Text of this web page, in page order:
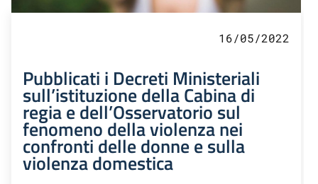
16/05/2022
Pubblicati i Decreti Ministeriali
sull’istituzione della Cabina di
regia e dell’Osservatorio sul
fenomeno della violenza nei
confronti delle donne e sulla
violenza domestica